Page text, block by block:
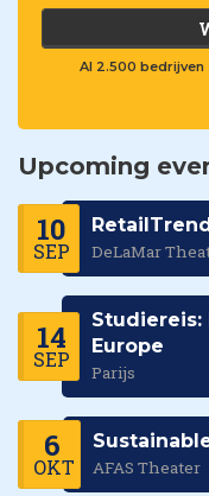
Al 2.500 bedrijven
Upcoming
10
SEP DeLaMar
14
SEP
Studiereis:
Europe
Parijs
6
OKT AFAS Theater